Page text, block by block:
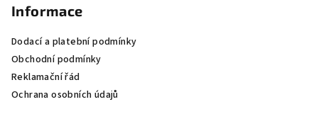
Informace
Dodací a platební podmínky
Obchodní podmínky
Reklamační řád
Ochrana osobních údajů